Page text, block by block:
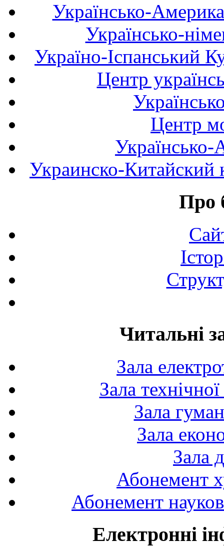
Українсько-
Українсько-
Україно-Іспанський
Центр
Центр
Українсько-
Украинско-Китайский
Про
Читальні
Зала
Зала
Зала
Зала
Зала
Абонемент
Абонемент
Електронні